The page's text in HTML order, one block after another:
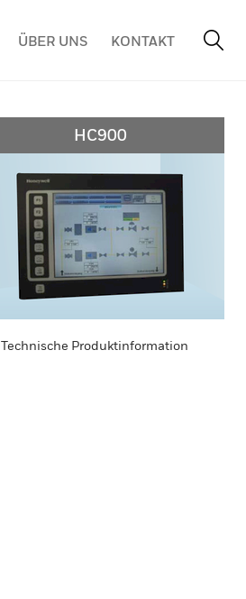
HC900
Technische Produktinformation
ÜBER UNS KONTAKT